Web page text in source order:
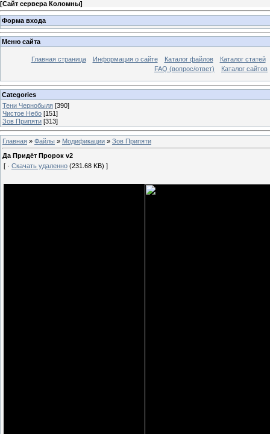
[Сайт сервера Коломны]
Форма входа
Меню сайта
Главная страница Информация о сайте Каталог файлов
Каталог статей
FAQ (вопрос/ответ)
Каталог сайтов
Categories
Тени Чернобыля [390]
Чистое Небо [151]
Зов Припяти [313]
Главная » Файлы » Модификации » Зов Припяти
Да Придёт Пророк v2
[ · Скачать удаленно (231.68 KB) ]